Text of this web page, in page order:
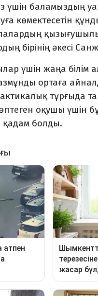
үшін баламыздың
көмектесетін
бірінің әкесі
үшін жаңа білім
ортаға
тұрғыда
Көптеген оқушы
болды.